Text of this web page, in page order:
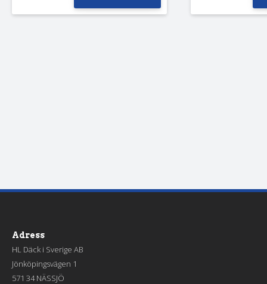
Adress
HL Däck i Sverige AB
Jönköpingsvägen 1
571 34 NÄSSJÖ